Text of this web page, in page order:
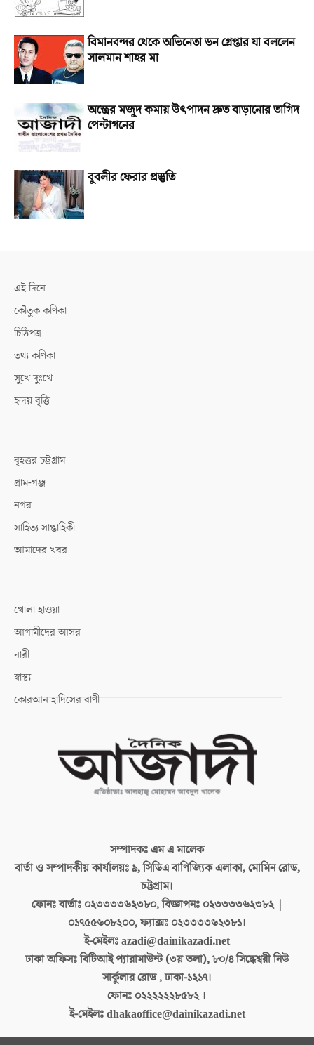
বিমানবন্দর থেকে অভিনেতা ডন গ্রেপ্তার যা বললেন
সালমান শাহর মা
অস্ত্রের মজুদ কমায় উৎপাদন দ্রুত বাড়ানোর তাগিদ
পেন্টাগনের
বুবলীর ফেরার প্রস্তুতি
এই দিনে
কৌতুক কণিকা
চিঠিপত্র
তথ্য কণিকা
সুখে দুঃখে
হৃদয় বৃত্তি
বৃহত্তর চট্টগ্রাম
গ্রাম-গঞ্জ
নগর
সাহিত্য সাপ্তাহিকী
আমাদের খবর
খোলা হাওয়া
আগামীদের আসর
নারী
স্বাস্থ্য
কোরআন হাদিসের বাণী
সম্পাদকঃএম এ মালেক
বার্তা ও সম্পাদকীয় কার্যালয়ঃ৯, সিডিএ বাণিজ্যিক এলাকা, মোমিন রোড,
চট্টগ্রাম।
ফোনঃ বার্তাঃ ০২৩৩৩৩৬২৩৮০, বিজ্ঞাপনঃ ০২৩৩৩৩৬২৩৮২ |
০১৭৫৫৬০৮২০০, ফ্যাক্সঃ ০২৩৩৩৩৬২৩৮১।
ই-মেইলঃazadi@dainikazadi.net
ঢাকা অফিসঃবিটিআই প্যারামাউন্ট (৩য় তলা), ৮০/৪ সিদ্ধেশ্বরী নিউ
সার্কুলার রোড , ঢাকা-১২১৭।
ফোনঃ ০২২২২২২৮৫৮২ ।
ই-মেইলঃdhakaoffice@dainikazadi.net